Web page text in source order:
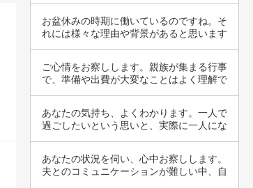
お盆休みの時期に働いているのですね。そ
れには様々な理由や背景があると思います
ご心情をお察しします。親族が集まる行事
で、準備や出費が大変なことはよく理解で
あなたの気持ち、よくわかります。一人で
過ごしたいという思いと、実際に一人にな
あなたの状況を伺い、心中お察しします。
夫とのコミュニケーションが難しい中、自